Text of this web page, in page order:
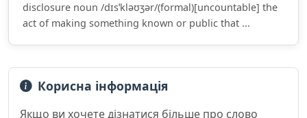
disclosure noun /dɪsˈkləʊʒər/(formal)[uncountable] the
act of making something known or public that ...
Корисна інформація
Якщо ви хочете дізнатися більше про слово